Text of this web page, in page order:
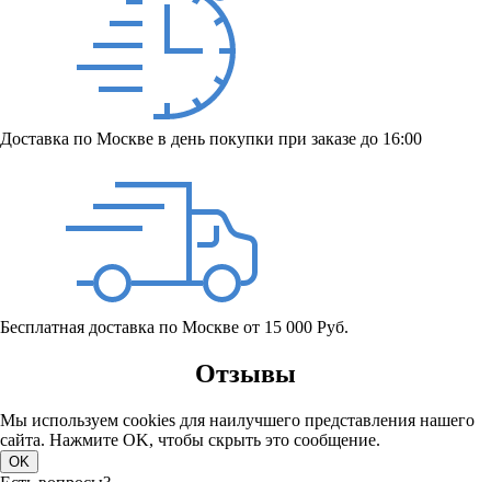
Доставка по Москве в день покупки при заказе до 16:00
Бесплатная доставка по Москве от 15 000 Руб.
Отзывы
Мы используем cookies для наилучшего представления нашего
сайта. Нажмите OK, чтобы скрыть это сообщение.
OK